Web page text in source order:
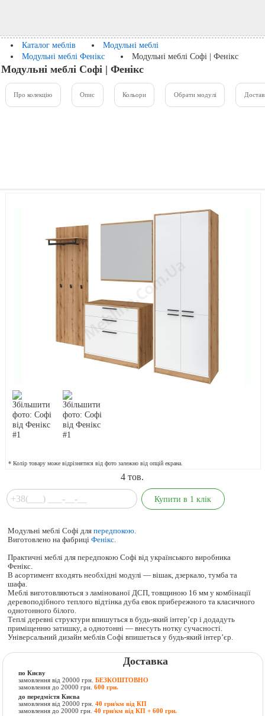
Каталог меблів
Модульні меблі
Модульні меблі Фенікс
Модульні меблі Софі | Фенікс
Модульні меблі Софі | Фенікс
Про колекцію Опис Кольори Обрати модулі
* Колір товару може відрізнятися від фото залежно від опцій екрана.
4тов.
Модульні меблі Софі дляпередпокою
Виготовлено на фабриціФенікс
Практичні меблі для передпокою Софі від українського виробника
Фенікс.
В асортимент входять необхідні модулі — вішак, дзеркало, тумба та
шафа.
Меблі виготовляються з ламінованої ДСП, товщиною 16 мм у комбінації
деревоподібного теплого відтінка дуба евок прибережного та класичного
однотонного білого.
Теплі деревні структури впишуться в будь-який інтер’єр і додадуть
приміщенню затишку, а однотонні — внесуть нотку сучасності.
Універсальний дизайн меблів Софі впишеться у будь-який інтер’єр.
Доставка
по Києву
замовлення від 20000 грн.БЕЗКОШТОВНО
замовлення до 20000 грн.600 грн.
до передмістя Києва
замовлення від 20000 грн.40 грн/км від КП
замовлення до 20000 грн.40 грн/км від КП + 600 грн.